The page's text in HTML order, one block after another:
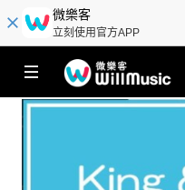
微樂客
立刻使用官方APP